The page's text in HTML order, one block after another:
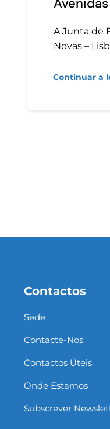
A Junta de
Novas –
Continuar a
Contactos
Sede
Contacte-Nos
Contactos Úteis
Onde Estamos
Subscrever